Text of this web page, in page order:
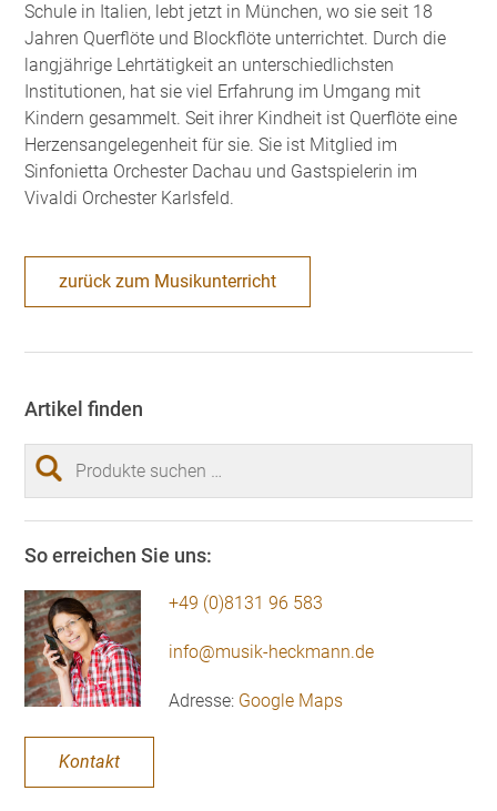
Schule in Italien, lebt jetzt in München, wo sie seit 18
Jahren Querflöte und Blockflöte unterrichtet. Durch die
langjährige Lehrtätigkeit an unterschiedlichsten
Institutionen, hat sie viel Erfahrung im Umgang mit
Kindern gesammelt. Seit ihrer Kindheit ist Querflöte eine
Herzensangelegenheit für sie. Sie ist Mitglied im
Sinfonietta Orchester Dachau und Gastspielerin im
Vivaldi Orchester Karlsfeld.
zurück zum Musikunterricht
Artikel finden
Suchen
nach:
So erreichen Sie uns:
+49 (0)8131 96 583
info@musik-heckmann.de
Adresse: Google Maps
Kontakt